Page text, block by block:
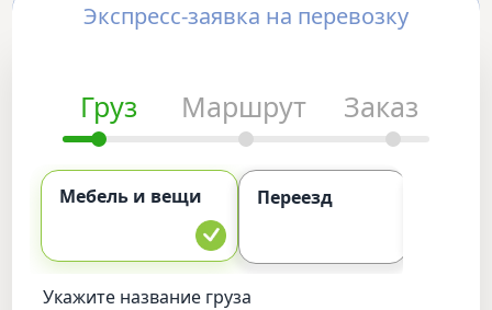
Экспресс-заявка на перевозку
Груз Маршрут Заказ
Мебель и вещи Переезд
Укажите название груза